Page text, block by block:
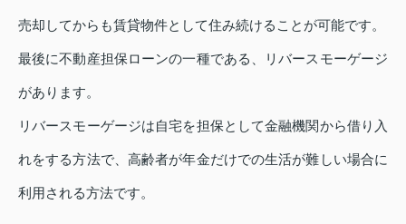
売却してからも賃貸物件として住み続けることが可能です。
最後に不動産担保ローンの一種である、リバースモーゲージ
があります。
リバースモーゲージは自宅を担保として金融機関から借り入
れをする方法で、高齢者が年金だけでの生活が難しい場合に
利用される方法です。